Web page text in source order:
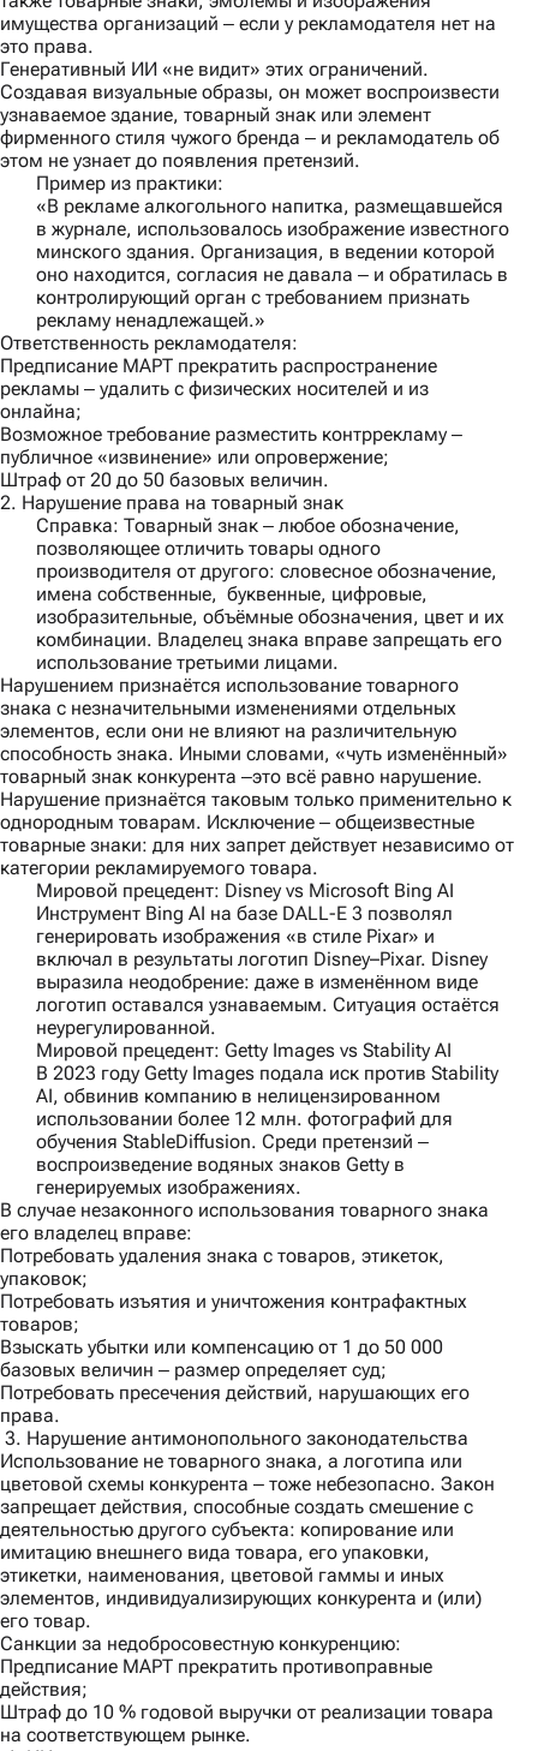
имущества организаций ‒ если у рекламодателя нет на
это права.
Генеративный ИИ «не видит» этих ограничений.
Создавая визуальные образы, он может воспроизвести
узнаваемое здание, товарный знак или элемент
фирменного стиля чужого бренда ‒ и рекламодатель об
этом не узнает до появления претензий.
Пример из практики:
«В рекламе алкогольного напитка, размещавшейся
в журнале, использовалось изображение известного
минского здания. Организация, в ведении которой
оно находится, согласия не давала ‒ и обратилась в
контролирующий орган с требованием признать
рекламу ненадлежащей.»
Ответственность рекламодателя:
Предписание МАРТ прекратить распространение
рекламы ‒ удалить с физических носителей и из
онлайна;
Возможное требование разместить контррекламу ‒
публичное «извинение» или опровержение;
Штраф от 20 до 50 базовых величин.
2. Нарушение права на товарный знак
Справка: Товарный знак ‒ любое обозначение,
позволяющее отличить товары одного
производителя от другого: словесное обозначение,
имена собственные, буквенные, цифровые,
изобразительные, объёмные обозначения, цвет и их
комбинации. Владелец знака вправе запрещать его
использование третьими лицами.
Нарушением признаётся использование товарного
знака с незначительными изменениями отдельных
элементов, если они не влияют на различительную
способность знака. Иными словами, «чуть изменённый»
товарный знак конкурента ‒это всё равно нарушение.
Нарушение признаётся таковым только применительно к
однородным товарам. Исключение ‒ общеизвестные
товарные знаки: для них запрет действует независимо от
категории рекламируемого товара.
Мировой прецедент: Disney vs Microsoft Bing AI
Инструмент Bing AI на базе DALL-E 3 позволял
генерировать изображения «в стиле Pixar» и
включал в результаты логотип Disney–Pixar. Disney
выразила неодобрение: даже в изменённом виде
логотип оставался узнаваемым. Ситуация остаётся
неурегулированной.
Мировой прецедент: Getty Images vs Stability AI
В 2023 году Getty Images подала иск против Stability
AI, обвинив компанию в нелицензированном
использовании более 12 млн. фотографий для
обучения StableDiffusion. Среди претензий ‒
воспроизведение водяных знаков Getty в
генерируемых изображениях.
В случае незаконного использования товарного знака
его владелец вправе:
Потребовать удаления знака с товаров, этикеток,
упаковок;
Потребовать изъятия и уничтожения контрафактных
товаров;
Взыскать убытки или компенсацию от 1 до 50 000
базовых величин ‒ размер определяет суд;
Потребовать пресечения действий, нарушающих его
права.
3. Нарушение антимонопольного законодательства
Использование не товарного знака, а логотипа или
цветовой схемы конкурента ‒ тоже небезопасно. Закон
запрещает действия, способные создать смешение с
деятельностью другого субъекта: копирование или
имитацию внешнего вида товара, его упаковки,
этикетки, наименования, цветовой гаммы и иных
элементов, индивидуализирующих конкурента и (или)
его товар.
Санкции за недобросовестную конкуренцию:
Предписание МАРТ прекратить противоправные
действия;
Штраф до 10 % годовой выручки от реализации товара
на соответствующем рынке.